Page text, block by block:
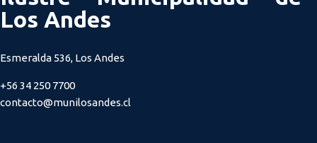
Los Andes
Esmeralda 536, Los Andes
+56 34 250 7700
contacto@munilosandes.cl